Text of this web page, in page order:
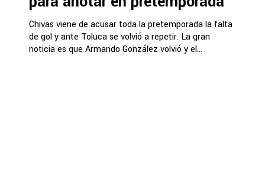
Chivas viene de acusar toda la pretemporada la falta
de gol y ante Toluca se volvió a repetir. La gran
noticia es que Armando González volvió y el...